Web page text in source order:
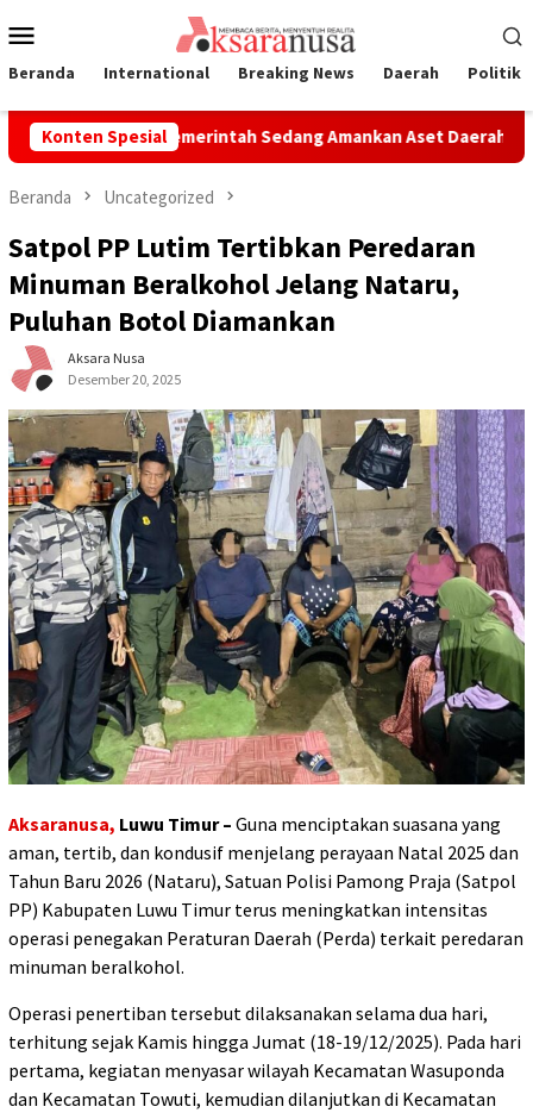
ke
Mobile
Beranda International Breaking News Daerah Politik
Konten Spesial
Pemerintah Sedang Amankan Aset Daerah
Beranda Uncategorized
Satpol PP Lutim Tertibkan Peredaran
Minuman Beralkohol Jelang Nataru,
Puluhan Botol Diamankan
Aksara Nusa
Desember 20, 2025
Aksaranusa, Luwu Timur – Guna menciptakan suasana yang
aman, tertib, dan kondusif menjelang perayaan Natal 2025 dan
Tahun Baru 2026 (Nataru), Satuan Polisi Pamong Praja (Satpol
PP) Kabupaten Luwu Timur terus meningkatkan intensitas
operasi penegakan Peraturan Daerah (Perda) terkait peredaran
minuman beralkohol.
Operasi penertiban tersebut dilaksanakan selama dua hari,
terhitung sejak Kamis hingga Jumat (18-19/12/2025). Pada hari
pertama, kegiatan menyasar wilayah Kecamatan Wasuponda
dan Kecamatan Towuti, kemudian dilanjutkan di Kecamatan